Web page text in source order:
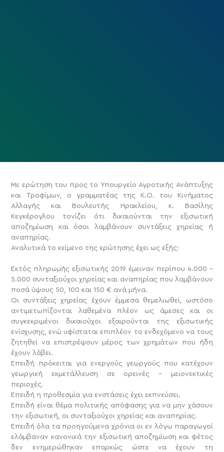
Με ερώτηση του προς το Υπουργείο Αγροτικής Ανάπτυξης
και Τροφίμων, ο γραμματέας της Κ.Ο. του Κινήματος
Αλλαγής και Βουλευτής Ηρακλείου, κ. Βασίλης
Κεγκέρογλου τονίζει ότι δικαιούνται την εξισωτική
αποζημίωση και όσοι λαμβάνουν συντάξεις χηρείας ή
αναπηρίας.
Αναλυτικά το κείμενο της ερώτησης έχει ως εξής:
Εκτός πληρωμής εξισωτικής 2019 έμειναν περίπου 4.000 –
5.000 συνταξιούχοι χηρείας και αναπηρίας που λαμβάνουν
ποσά ύψους 50, 100 και 150 € ανά μήνα.
Οι συντάξεις χηρείας έχουν έμμεσα θεμελιωθεί, ωστόσο
αντιμετωπίζονται λαθεμένα πλέον ως άμεσες και οι
συγκεκριμένοι δικαιούχοι εξαιρούνται της εξισωτικής
ενίσχυσης, ενώ υφίσταται επιπλέον το ενδεχόμενο να τους
ζητηθεί να επιστρέψουν μέρος των χρημάτων που ήδη
έχουν λάβει.
Επειδή πρόκειται για ενεργούς γεωργούς που κατέχουν
γεωργική εκμετάλλευση σε ορεινές – μειονεκτικές
περιοχές.
Επειδή η προθεσμία για ενστάσεις έχει εκπνεύσει.
Επειδή είναι θέμα πολιτικής απόφασης για να μην χάσουν
την εξισωτική, οι συνταξιούχοι χηρείας και αναπηρίας.
Επειδή όλα τα προηγούμενα χρόνια οι εν λόγω παραγωγοί
ελάμβαναν κανονικά την εξισωτική αποζημίωση και φέτος
δεν ενημερώθηκαν επαρκώς ώστε να έχουν τη